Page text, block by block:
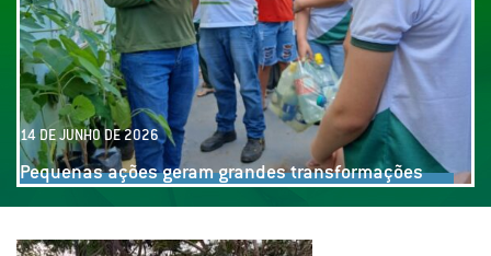
14 DE JUNHO DE 2026
Oficina produção de plantas, com alunos da rede
municipal de Jucás!